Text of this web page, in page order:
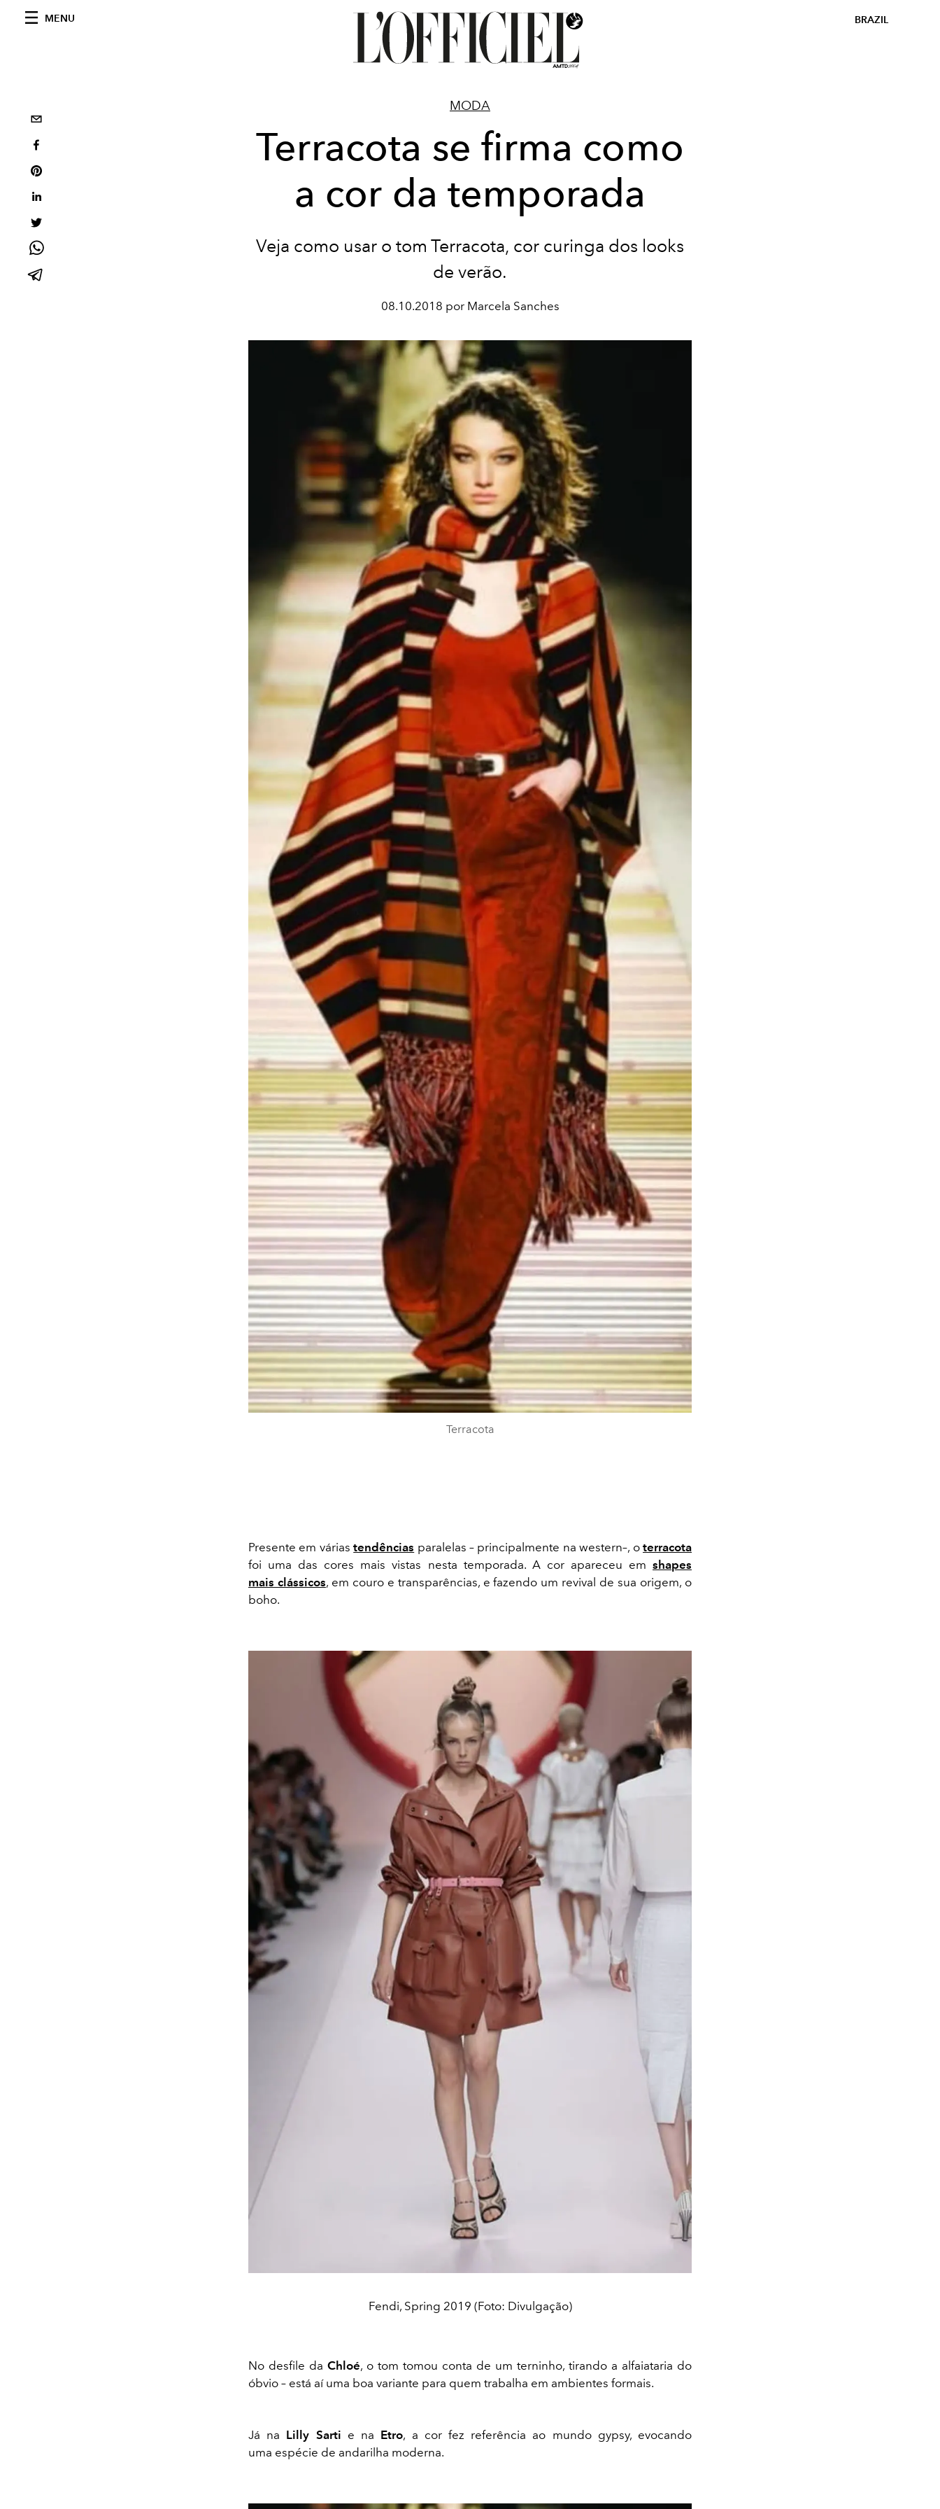
MENU BRAZIL
MODA
Terracota se firma como
a cor da temporada
Veja como usar o tom Terracota, cor curinga dos looks
de verão.
08.10.2018 por Marcela Sanches
Terracota
Presente em váriastendências paralelas – principalmente na western–, o terracota
foi uma das cores mais vistas nesta temporada. A cor apareceu em shapes
mais clássicos, em couro e transparências, e fazendo um revival de sua origem, o
boho.
Fendi, Spring 2019 (Foto: Divulgação)
No desfile da Chloé, o tom tomou conta de um terninho, tirando a alfaiataria do
óbvio – está aí uma boa variante para quem trabalha em ambientes formais.
Já na Lilly Sarti e na Etro, a cor fez referência ao mundo gypsy, evocando
uma espécie de andarilha moderna.